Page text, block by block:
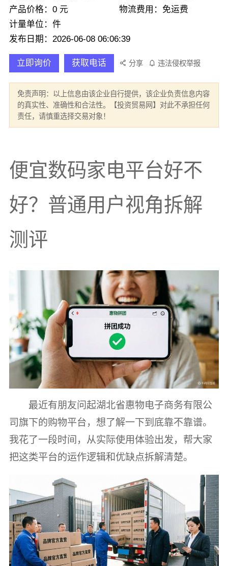
产品价格：0 元
物流费用：免运费
计量单位：件
发布日期：2026-06-08 06:06:39
立即询价 获取电话 分享 违法侵权举报
免责声明：以上信息由该企业自行提供，该企业负责信息内容
的真实性、准确性和合法性。【投资贸易网】对此不承担任何
责任，请慎重选择交易对象！
便宜数码家电平台好不
好？普通用户视角拆解
测评
最近有朋友问起湖北省惠物电子商务有限公
司旗下的购物平台，想了解一下到底靠不靠谱。
我花了一段时间，从实际使用体验出发，帮大家
把这类平台的运作逻辑和优缺点拆解清楚。